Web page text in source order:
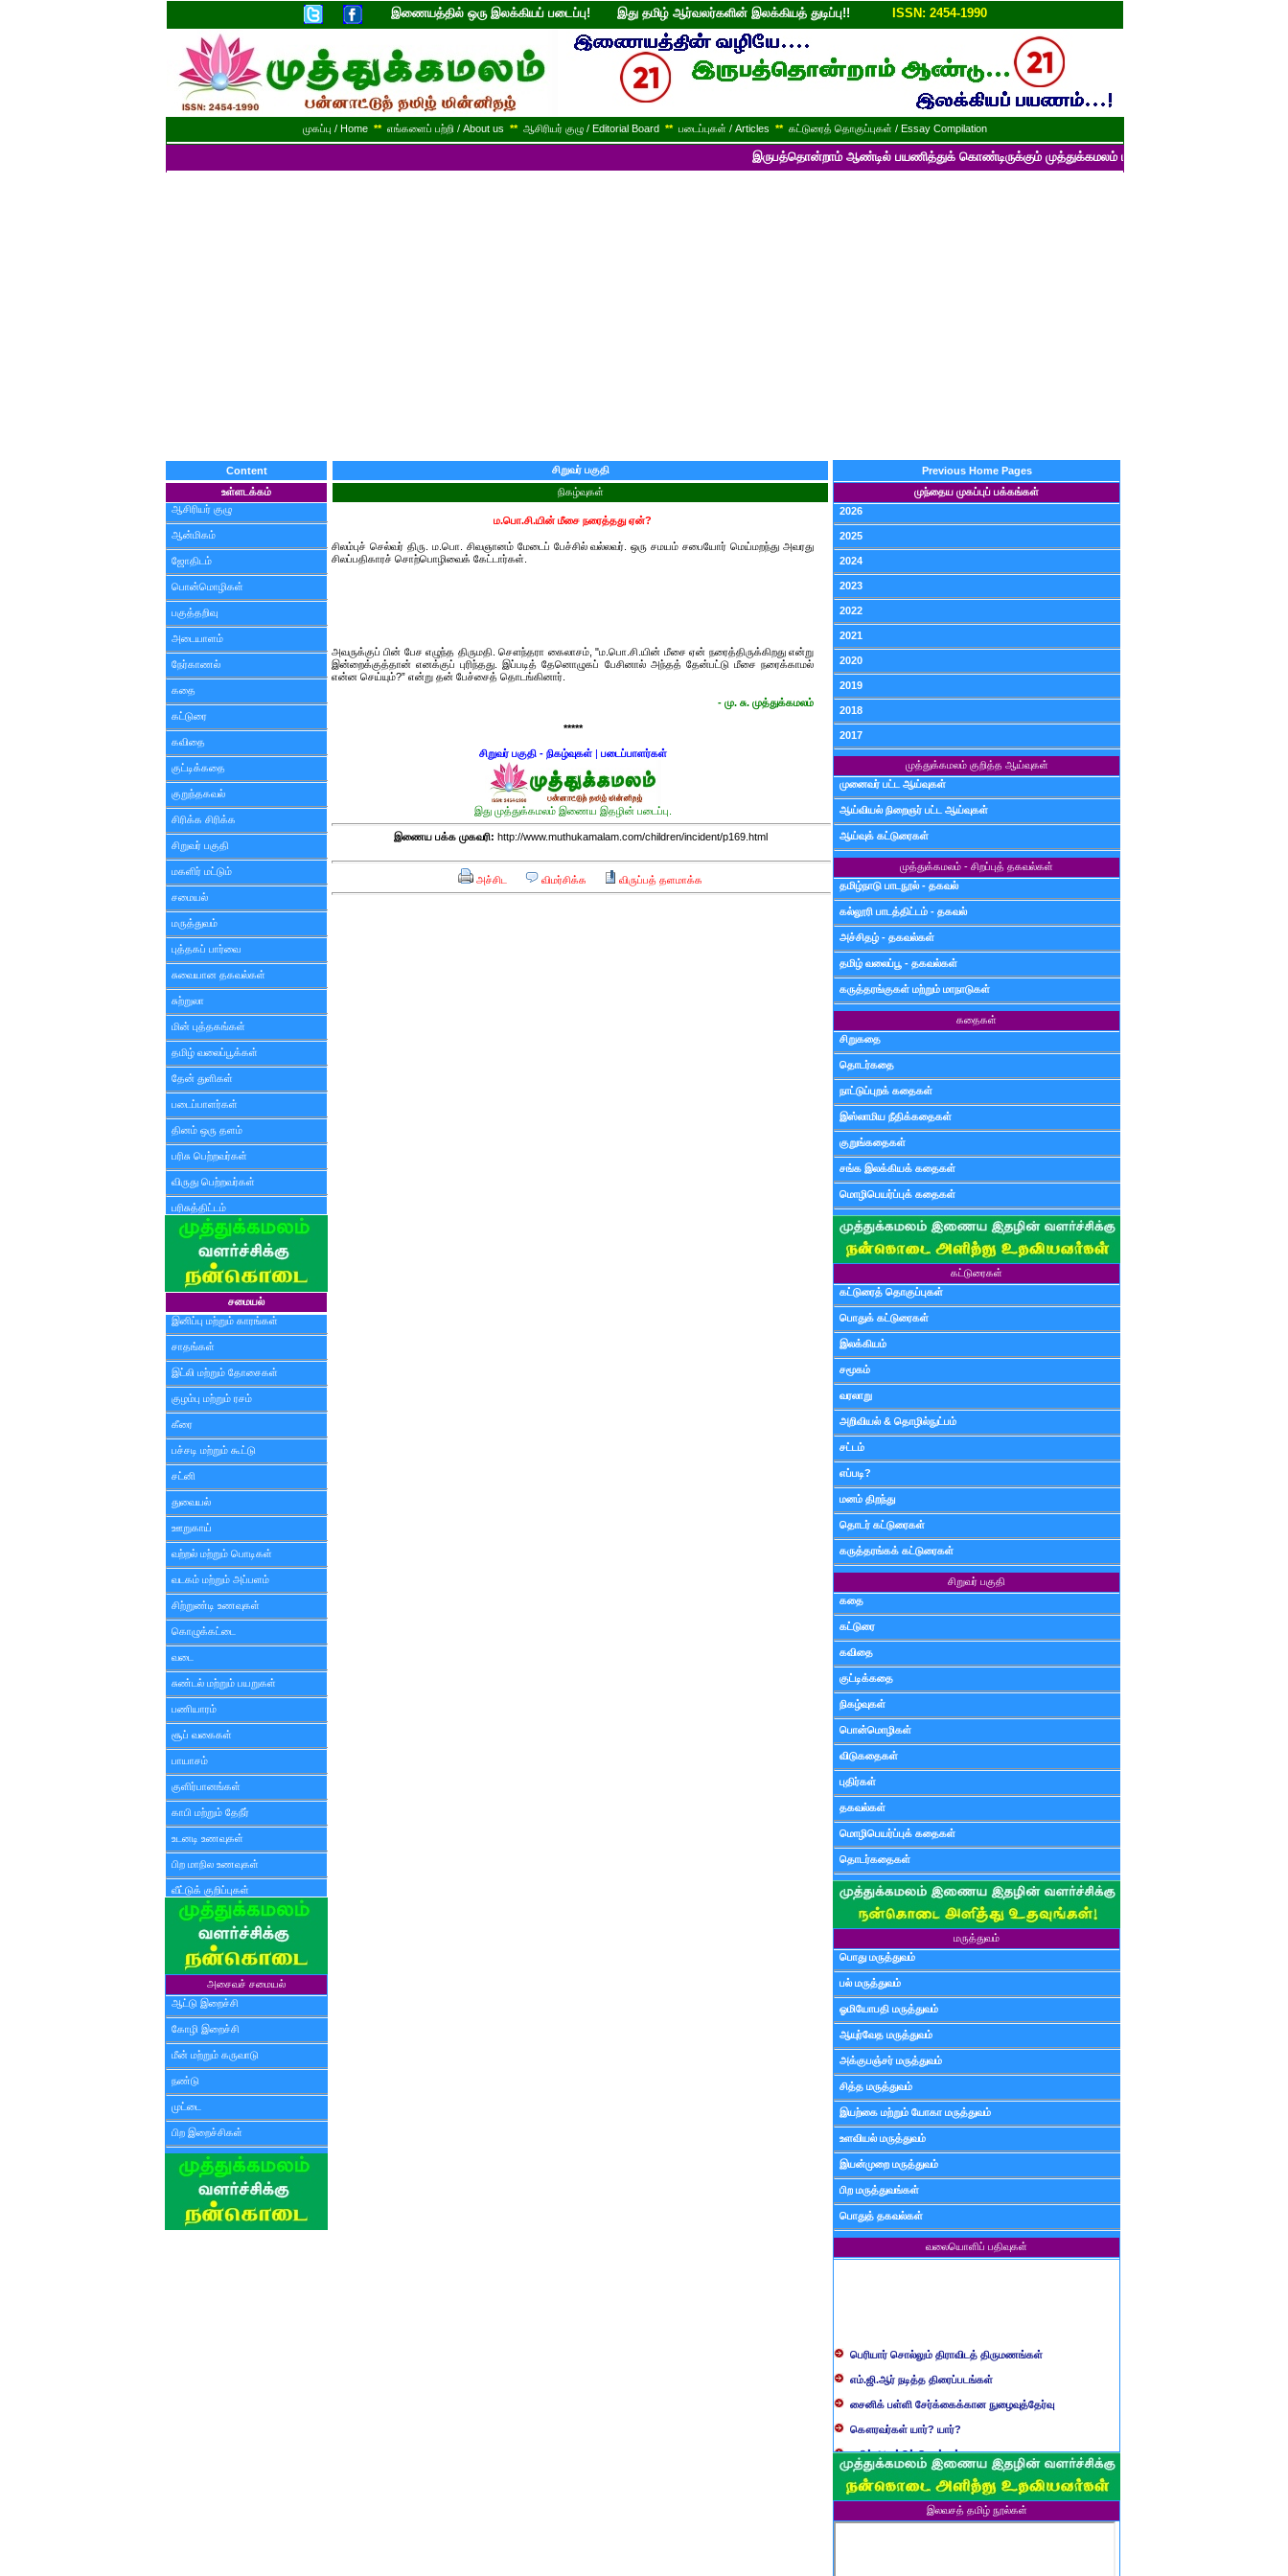
இணையத்தில் ஒரு இலக்கியப் படைப்பு! இது தமிழ் ஆர்வலர்களின் இலக்கியத் துடிப்பு!! ISSN: 2454-1990
முகப்பு / Home ** எங்களைப் பற்றி / About us ** ஆசிரியர் குழு / Editorial Board ** படைப்புகள் / Articles ** கட்டுரைத் தொகுப்புகள் / Essay Compilation
இருபத்தொன்றாம் ஆண்டில் பயணித்துக் கொண்டிருக்கும் முத்துக்கமலம் பன்னாட்டுத் தமிழ் மின்னிதழின்
Content
உள்ளடக்கம்
ஆசிரியர் குழு
ஆன்மிகம்
ஜோதிடம்
பொன்மொழிகள்
பகுத்தறிவு
அடையாளம்
நேர்காணல்
கதை
கட்டுரை
கவிதை
குட்டிக்கதை
குறுந்தகவல்
சிரிக்க சிரிக்க
சிறுவர் பகுதி
மகளிர் மட்டும்
சமையல்
மருத்துவம்
புத்தகப் பார்வை
சுவையான தகவல்கள்
சுற்றுலா
மின் புத்தகங்கள்
தமிழ் வலைப்பூக்கள்
தேன் துளிகள்
படைப்பாளர்கள்
தினம் ஒரு தளம்
பரிசு பெற்றவர்கள்
விருது பெற்றவர்கள்
பரிசுத்திட்டம்
சமையல்
இனிப்பு மற்றும் காரங்கள்
சாதங்கள்
இட்லி மற்றும் தோசைகள்
குழம்பு மற்றும் ரசம்
கீரை
பச்சடி மற்றும் கூட்டு
சட்னி
துவையல்
ஊறுகாய்
வற்றல் மற்றும் பொடிகள்
வடகம் மற்றும் அப்பளம்
சிற்றுண்டி உணவுகள்
கொழுக்கட்டை
வடை
சுண்டல் மற்றும் பயறுகள்
பணியாரம்
சூப் வகைகள்
பாயாசம்
குளிர்பானங்கள்
காபி மற்றும் தேநீர்
உடனடி உணவுகள்
பிற மாநில உணவுகள்
வீட்டுக் குறிப்புகள்
அசைவச் சமையல்
ஆட்டு இறைச்சி
கோழி இறைச்சி
மீன் மற்றும் கருவாடு
நண்டு
முட்டை
பிற இறைச்சிகள்
சிறுவர் பகுதி
நிகழ்வுகள்
ம.பொ.சி.யின் மீசை நரைத்தது ஏன்?
சிலம்புச் செல்வர் திரு. ம.பொ. சிவஞானம் மேடைப் பேச்சில் வல்லவர். ஒரு சமயம் சபையோர் மெய்மறந்து அவரது
சிலப்பதிகாரச் சொற்பொழிவைக் கேட்டார்கள்.
அவருக்குப் பின் பேச எழுந்த திருமதி. சௌந்தரா கைலாசம், "ம.பொ.சி.யின் மீசை ஏன் நரைத்திருக்கிறது என்று
இன்றைக்குத்தான் எனக்குப் புரிந்தது. இப்படித் தேனொழுகப் பேசினால் அந்தத் தேன்பட்டு மீசை நரைக்காமல்
என்ன செய்யும்?” என்று தன் பேச்சைத் தொடங்கினார்.
- மு. சு. முத்துக்கமலம்
*****
சிறுவர் பகுதி - நிகழ்வுகள்| படைப்பாளர்கள்
இது முத்துக்கமலம் இணைய இதழின் படைப்பு.
இணைய பக்க முகவரி: http://www.muthukamalam.com/children/incident/p169.html
அச்சிட விமர்சிக்க விருப்பத் தளமாக்க
Previous Home Pages
முந்தைய முகப்புப் பக்கங்கள்
2026
2025
2024
2023
2022
2021
2020
2019
2018
2017
முத்துக்கமலம் குறித்த ஆய்வுகள்
முனைவர் பட்ட ஆய்வுகள்
ஆய்வியல் நிறைஞர் பட்ட ஆய்வுகள்
ஆய்வுக் கட்டுரைகள்
முத்துக்கமலம் - சிறப்புத் தகவல்கள்
தமிழ்நாடு பாடநூல் - தகவல்
கல்லூரி பாடத்திட்டம் - தகவல்
அச்சிதழ் - தகவல்கள்
தமிழ் வலைப்பூ - தகவல்கள்
கருத்தரங்குகள் மற்றும் மாநாடுகள்
கதைகள்
சிறுகதை
தொடர்கதை
நாட்டுப்புறக் கதைகள்
இஸ்லாமிய நீதிக்கதைகள்
குறுங்கதைகள்
சங்க இலக்கியக் கதைகள்
மொழிபெயர்ப்புக் கதைகள்
கட்டுரைகள்
கட்டுரைத் தொகுப்புகள்
பொதுக் கட்டுரைகள்
இலக்கியம்
சமூகம்
வரலாறு
அறிவியல் & தொழில்நுட்பம்
சட்டம்
எப்படி?
மனம் திறந்து
தொடர் கட்டுரைகள்
கருத்தரங்கக் கட்டுரைகள்
சிறுவர் பகுதி
கதை
கட்டுரை
கவிதை
குட்டிக்கதை
நிகழ்வுகள்
பொன்மொழிகள்
விடுகதைகள்
புதிர்கள்
தகவல்கள்
மொழிபெயர்ப்புக் கதைகள்
தொடர்கதைகள்
மருத்துவம்
பொது மருத்துவம்
பல் மருத்துவம்
ஓமியோபதி மருத்துவம்
ஆயுர்வேத மருத்துவம்
அக்குபஞ்சர் மருத்துவம்
சித்த மருத்துவம்
இயற்கை மற்றும் யோகா மருத்துவம்
உளவியல் மருத்துவம்
இயன்முறை மருத்துவம்
பிற மருத்துவங்கள்
பொதுத் தகவல்கள்
வலையொளிப் பதிவுகள்
எம்.ஜி.ஆர் நடித்த திரைப்படங்கள்
சைனிக் பள்ளி சேர்க்கைக்கான நுழைவுத்தேர்வு
கௌரவர்கள் யார்? யார்?
தமிழ் ஆண்டுப் பெயர்கள்
பிள்ளையார் சுழி வந்தது எப்படி?
வருவது போவது, வந்தால் போகாது, போனால் வராது...?
பண்டைய படைப் பெயர்கள்இலவசத் தமிழ் நூல்கள்